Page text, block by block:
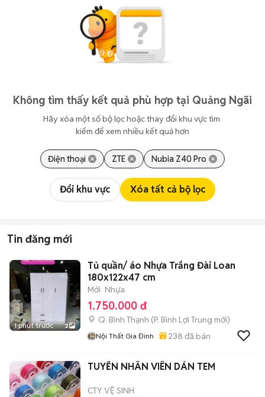
Không tìm thấy kết quả phù hợp tại Quảng Ngãi
Hãy xóa một số bộ lọc hoặc thay đổi khu vực tìm
kiếm để xem nhiều kết quả hơn
Điện thoại ZTE Nubia Z40 Pro
Đổi khu vực Xóa tất cả bộ lọc
Tin đăng mới
1 phút trước 2
Tủ quần/ áo Nhựa Trắng Đài Loan
180x122x47 cm
Mới Nhựa
1.750.000 đ
Q. Bình Thạnh (P. Bình Lợi Trung mới)
Nội Thất Gia Đinh 238 đã bán
TUYỂN NHÂN VIÊN DÁN TEM
CTY VỆ SINH